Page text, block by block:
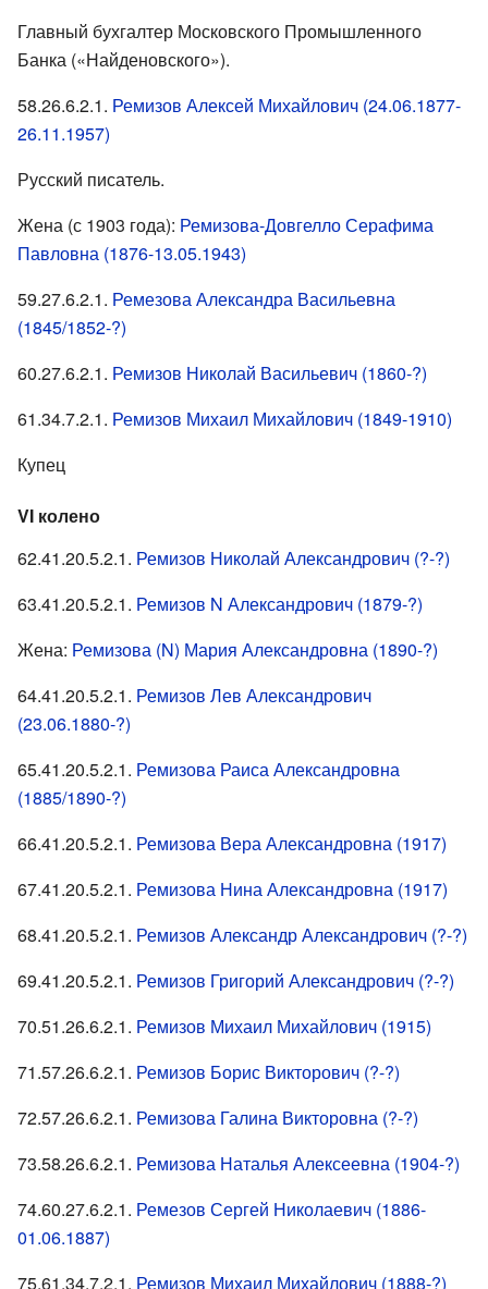
Главный бухгалтер Московского Промышленного
Банка («Найденовского»).
58.26.6.2.1. Ремизов Алексей Михайлович (24.06.1877-
26.11.1957)
Русский писатель.
Жена (с 1903 года): Ремизова-Довгелло Серафима
Павловна (1876-13.05.1943)
59.27.6.2.1. Ремезова Александра Васильевна
(1845/1852-?)
60.27.6.2.1. Ремизов Николай Васильевич (1860-?)
61.34.7.2.1. Ремизов Михаил Михайлович (1849-1910)
Купец
VI колено
62.41.20.5.2.1. Ремизов Николай Александрович (?-?)
63.41.20.5.2.1. Ремизов N Александрович (1879-?)
Жена: Ремизова (N) Мария Александровна (1890-?)
64.41.20.5.2.1. Ремизов Лев Александрович
(23.06.1880-?)
65.41.20.5.2.1. Ремизова Раиса Александровна
(1885/1890-?)
66.41.20.5.2.1. Ремизова Вера Александровна (1917)
67.41.20.5.2.1. Ремизова Нина Александровна (1917)
68.41.20.5.2.1. Ремизов Александр Александрович (?-?)
69.41.20.5.2.1. Ремизов Григорий Александрович (?-?)
70.51.26.6.2.1. Ремизов Михаил Михайлович (1915)
71.57.26.6.2.1. Ремизов Борис Викторович (?-?)
72.57.26.6.2.1. Ремизова Галина Викторовна (?-?)
73.58.26.6.2.1. Ремизова Наталья Алексеевна (1904-?)
74.60.27.6.2.1. Ремезов Сергей Николаевич (1886-
01.06.1887)
75.61.34.7.2.1. Ремизов Михаил Михайлович (1888-?)